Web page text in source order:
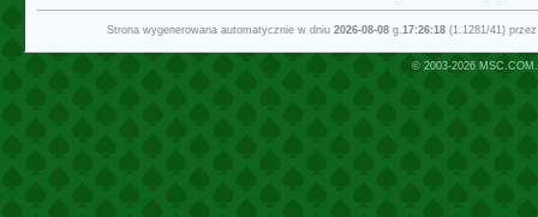
Strona wygenerowana automatycznie w dniu 2026-08-08g.17:26:18(1.1281/41)
© 2003-2026